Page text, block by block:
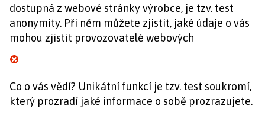
dostupná z webové stránky výrobce, je tzv. test
anonymity. Při něm můžete zjistit, jaké údaje o vás
mohou zjistit provozovatelé webových
Co o vás vědí? Unikátní funkcí je tzv. test soukromí,
který prozradí jaké informace o sobě prozrazujete.